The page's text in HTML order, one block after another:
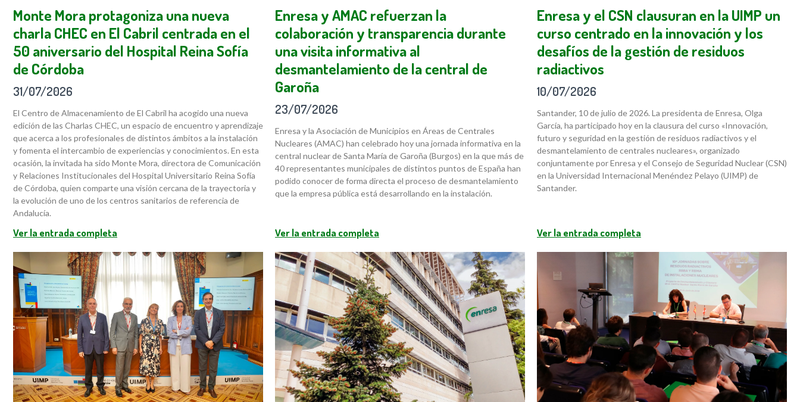
Monte Mora protagoniza una nueva
charla CHEC en El Cabril centrada en el
50 aniversario del Hospital Reina Sofía
de Córdoba
31/07/2026
El Centro de Almacenamiento de El Cabril ha acogido una nueva
edición de las Charlas CHEC, un espacio de encuentro y aprendizaje
que acerca a los profesionales de distintos ámbitos a la instalación
y fomenta el intercambio de experiencias y conocimientos. En esta
ocasión, la invitada ha sido Monte Mora, directora de Comunicación
y Relaciones Institucionales del Hospital Universitario Reina Sofía
de Córdoba, quien comparte una visión cercana de la trayectoria y
la evolución de uno de los centros sanitarios de referencia de
Andalucía.
Ver la entrada completa
Enresa y AMAC refuerzan la
colaboración y transparencia durante
una visita informativa al
desmantelamiento de la central de
Garoña
23/07/2026
Enresa y la Asociación de Municipios en Áreas de Centrales
Nucleares (AMAC) han celebrado hoy una jornada informativa en la
central nuclear de Santa María de Garoña (Burgos) en la que más de
40 representantes municipales de distintos puntos de España han
podido conocer de forma directa el proceso de desmantelamiento
que la empresa pública está desarrollando en la instalación.
Ver la entrada completa
Enresa y el CSN clausuran en la UIMP un
curso centrado en la innovación y los
desafíos de la gestión de residuos
radiactivos
10/07/2026
Santander, 10 de julio de 2026. La presidenta de Enresa, Olga
García, ha participado hoy en la clausura del curso «Innovación,
futuro y seguridad en la gestión de residuos radiactivos y el
desmantelamiento de centrales nucleares», organizado
conjuntamente por Enresa y el Consejo de Seguridad Nuclear (CSN)
en la Universidad Internacional Menéndez Pelayo (UIMP) de
Santander.
Ver la entrada completa